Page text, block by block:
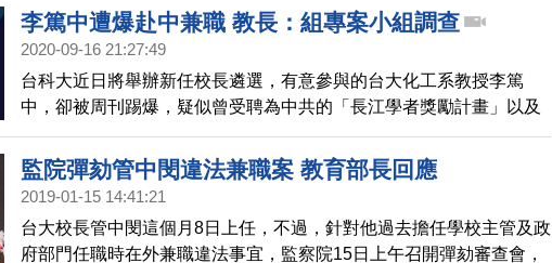
工，不包括兼職、跑班的非正職老師。教育局表示，兼職人員會列入
第二波造冊，希望教育局能趕在9月前，盡快核發名單。
李篤中遭爆赴中兼職 教長：組專案小組調查
2020-09-16 21:27:49
台科大近日將舉辦新任校長遴選，有意參與的台大化工系教授李篤
中，卻被周刊踢爆，疑似曾受聘為中共的「長江學者獎勵計畫」以及
「千人計畫」，接受哈爾濱工業大學聘任至少3年，還疑似拿中國經費
做研究。對此李篤中第一時間發聲明表示將退選，並強調自己沒接受
「千人計畫」合約，教育部長潘文忠今天表示，會組專案小組釐清是
監院彈劾管中閔違法兼職案 教育部長回應
2019-01-15 14:41:21
台大校長管中閔這個月8日上任，不過，針對他過去擔任學校主管及政
府部門任職時在外兼職違法事宜，監察院15日上午召開彈劾審查會，